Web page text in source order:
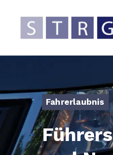
Fahrerlaubnis